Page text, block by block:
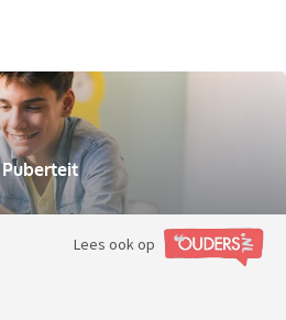
Puberteit
Lees ook op